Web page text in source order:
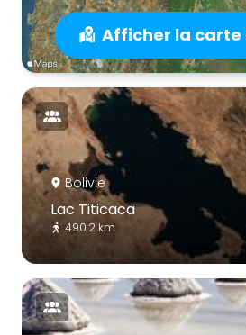
Afficher la
Bolivie
Lac Titicaca
490.2 km